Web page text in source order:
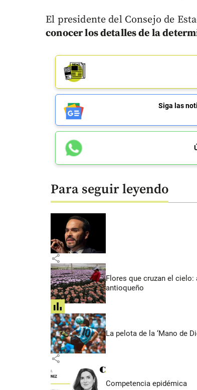
El presidente del Consejo de
conocer los detalles de la
Siga las
Para seguir leyendo
share
Flores que cruzan el
antioqueño
share
La pelota de la ‘Mano de
share
Competencia epidémica